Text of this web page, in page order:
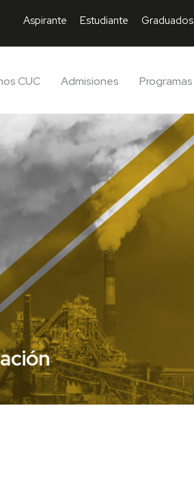
Aspirante Estudiante Graduados
CUC Admisiones Programas